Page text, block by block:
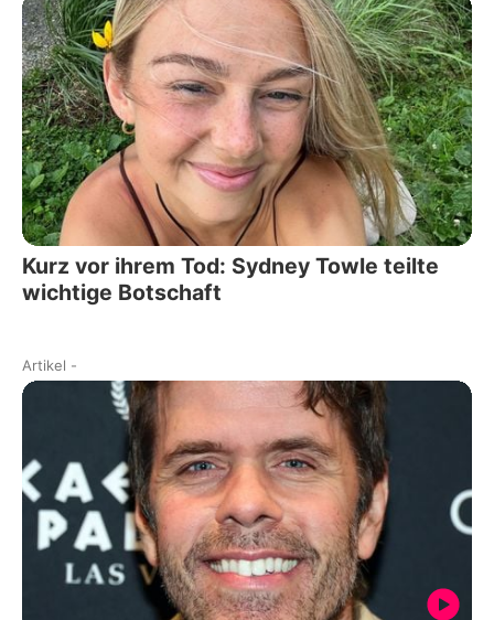
Kurz vor ihrem Tod: Sydney Towle teilte
wichtige Botschaft
Artikel -